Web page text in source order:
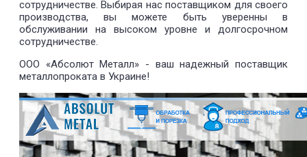
сотрудничестве. Выбирая нас поставщиком для своего
производства, вы можете быть уверенны в
обслуживании на высоком уровне и долгосрочном
сотрудничестве.
ООО «Абсолют Металл» - ваш надежный поставщик
металлопроката в Украине!